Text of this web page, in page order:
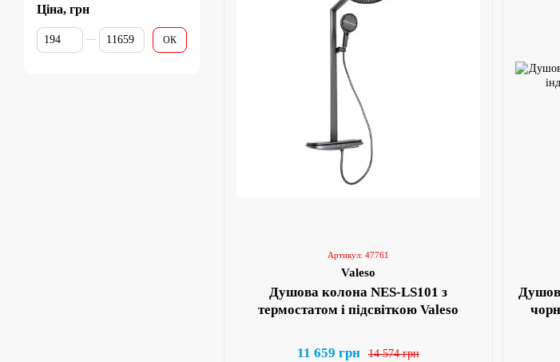
Артикул: 47761
Valeso
Душова колона NES-LS101 з
термостатом і підсвіткою Valeso
14 574 грн
11 659 грн
Ціна, грн
Від Ціна, грн
До Ціна, грн
ОК